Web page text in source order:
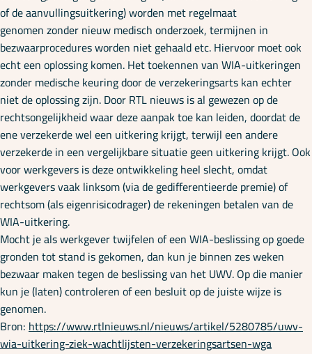
Podcasts
Over ons
of de aanvullingsuitkering) worden met regelmaat
genomen zonder nieuw medisch onderzoek, termijnen in
bezwaarprocedures worden niet gehaald etc. Hiervoor moet ook
echt een oplossing komen. Het toekennen van WIA-uitkeringen
zonder medische keuring door de verzekeringsarts kan echter
niet de oplossing zijn. Door RTL nieuws is al gewezen op de
rechtsongelijkheid waar deze aanpak toe kan leiden, doordat de
ene verzekerde wel een uitkering krijgt, terwijl een andere
verzekerde in een vergelijkbare situatie geen uitkering krijgt. Ook
voor werkgevers is deze ontwikkeling heel slecht, omdat
werkgevers vaak linksom (via de gedifferentieerde premie) of
rechtsom (als eigenrisicodrager) de rekeningen betalen van de
WIA-uitkering.
Mocht je als werkgever twijfelen of een WIA-beslissing op goede
gronden tot stand is gekomen, dan kun je binnen zes weken
bezwaar maken tegen de beslissing van het UWV. Op die manier
kun je (laten) controleren of een besluit op de juiste wijze is
genomen.
Bron:https://www.rtlnieuws.nl/nieuws/artikel/5280785/uwv-
wia-uitkering-ziek-wachtlijsten-verzekeringsartsen-wga